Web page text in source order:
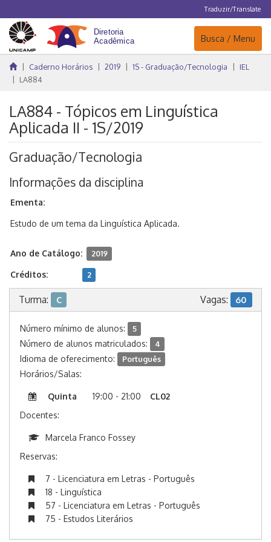
Traduzir/Translate
Navegação
Busca / Menu
Caderno Horários 2019 1S - Graduação/Tecnologia
IEL
LA884
LA884 - Tópicos em Linguística
Aplicada II - 1S/2019
Graduação/Tecnologia
Informações da disciplina
Ementa:
Estudo de um tema da Linguística Aplicada.
Ano de Catálogo: 2019
Créditos: 2
Turma: C Vagas: 60
Número mínimo de alunos: 5
Número de alunos matriculados: 4
Idioma de oferecimento: Português
Horários/Salas:
Quinta 19:00 - 21:00
CL02
Docentes:
Marcela Franco Fossey
Reservas:
7 - Licenciatura em Letras - Português
18 - Linguística
57 - Licenciatura em Letras - Português
75 - Estudos Literários